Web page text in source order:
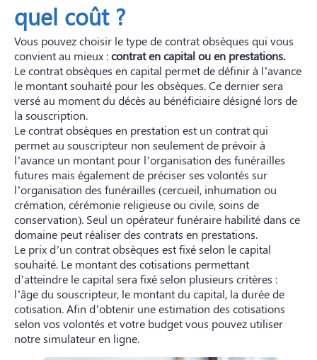
quel coût ?
Vous pouvez choisir le type de contrat obsèques qui vous
convient au mieux :contrat en capital ou en prestations.
Le contrat obsèques en capital permet de définir à l’avance
le montant souhaité pour les obsèques. Ce dernier sera
versé au moment du décès au bénéficiaire désigné lors de
la souscription.
Le contrat obsèques en prestation est un contrat qui
permet au souscripteur non seulement de prévoir à
l’avance un montant pour l’organisation des funérailles
futures mais également de préciser ses volontés sur
l’organisation des funérailles (cercueil, inhumation ou
crémation, cérémonie religieuse ou civile, soins de
conservation). Seul un opérateur funéraire habilité dans ce
domaine peut réaliser des contrats en prestations.
Le prix d’un contrat obsèques est fixé selon le capital
souhaité. Le montant des cotisations permettant
d’atteindre le capital sera fixé selon plusieurs critères :
l’âge du souscripteur, le montant du capital, la durée de
cotisation. Afin d’obtenir une estimation des cotisations
selon vos volontés et votre budget vous pouvez utiliser
notre simulateur en ligne.